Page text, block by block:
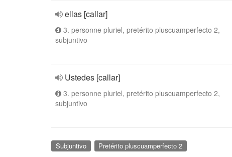
ellas [callar]
3. personne pluriel, pretérito pluscuamperfecto 2,
subjuntivo
Ustedes [callar]
3. personne pluriel, pretérito pluscuamperfecto 2,
subjuntivo
Subjuntivo Pretérito pluscuamperfecto 2